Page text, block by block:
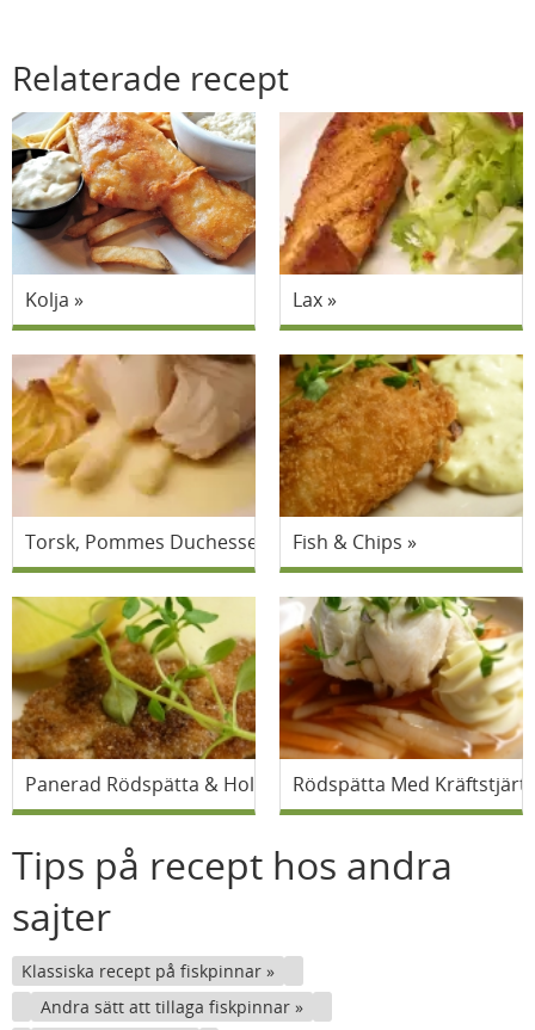
Relaterade recept
Kolja Lax
Torsk, Pommes Duchesse och Vitvinssås
Fish & Chips
Panerad Rödspätta & HollandaisesåsRödspätta Med
Tips på recept hos andra
sajter
Klassiska recept på fiskpinnar
Andra sätt att tillaga fiskpinnar